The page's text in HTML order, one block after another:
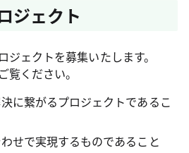
ジェクト
ェクトを募集いたします。
覧ください。
に繋がるプロジェクトであるこ
せで実現するものであること